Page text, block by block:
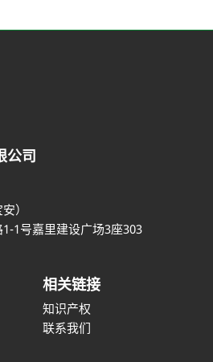
公司
）
1号嘉里建设广场3座303
相关链接
知识产权
联系我们